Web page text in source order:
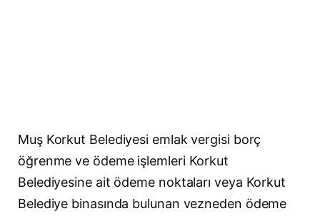
Muş Korkut Belediyesi emlak vergisi borç
öğrenme ve ödeme işlemleri Korkut
Belediyesine ait ödeme noktaları veya Korkut
Belediye binasında bulunan vezneden ödeme